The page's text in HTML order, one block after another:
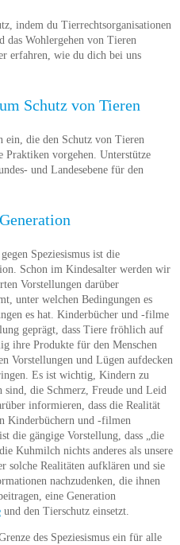
indem du Tierrechtsorganisationen
das Wohlergehen von Tieren
erfahren, wie du dich bei uns
Schutz von Tieren
ein, die den Schutz von Tieren
Praktiken vorgehen. Unterstütze
und Landesebene für den
Speziesismus ist die
Schon im Kindesalter werden wir
Vorstellungen darüber
unter welchen Bedingungen es
es hat. Kinderbücher und -filme
geprägt, dass Tiere fröhlich auf
ihre Produkte für den Menschen
Vorstellungen und Lügen aufdecken
Es ist wichtig, Kindern zu
sind, die Schmerz, Freude und Leid
informieren, dass die Realität
Kinderbüchern und -filmen
die gängige Vorstellung, dass „die
Kuhmilch nichts anderes als unsere
solche Realitäten aufklären und sie
nachzudenken, die ihnen
eine Generation
und den Tierschutz einsetzt.
des Speziesismus ein für alle